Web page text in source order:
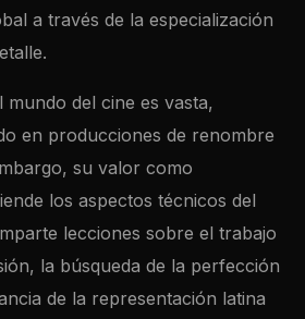
a través de la especialización
del cine es vasta,
en producciones de renombre
su valor como
los aspectos técnicos del
lecciones sobre el trabajo
la búsqueda de la perfección
de la representación latina